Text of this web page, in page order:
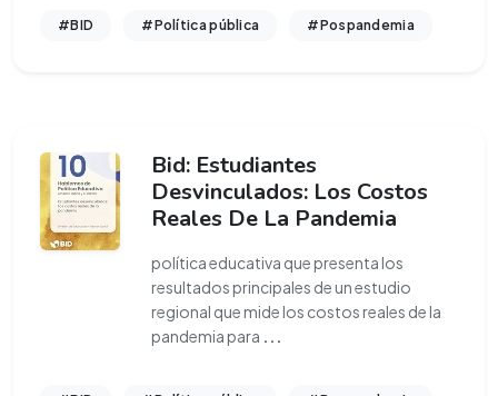
#BID #Política pública #Pospandemia
Bid: Estudiantes
Desvinculados: Los Costos
Reales De La Pandemia
política educativa que presenta los
resultados principales de un estudio
regional que mide los costos reales de la
pandemia para ...